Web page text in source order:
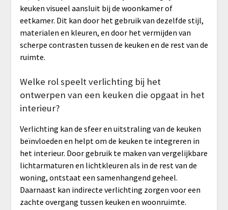
keuken visueel aansluit bij de woonkamer of
eetkamer. Dit kan door het gebruik van dezelfde stijl,
materialen en kleuren, en door het vermijden van
scherpe contrasten tussen de keuken en de rest van de
ruimte.
Welke rol speelt verlichting bij het
ontwerpen van een keuken die opgaat in het
interieur?
Verlichting kan de sfeer en uitstraling van de keuken
beïnvloeden en helpt om de keuken te integreren in
het interieur. Door gebruik te maken van vergelijkbare
lichtarmaturen en lichtkleuren als in de rest van de
woning, ontstaat een samenhangend geheel.
Daarnaast kan indirecte verlichting zorgen voor een
zachte overgang tussen keuken en woonruimte.